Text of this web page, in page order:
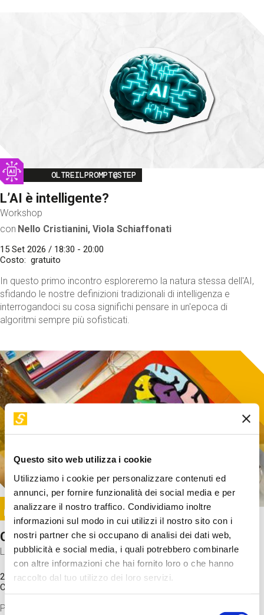
Questo sito web utilizza i cookie
Utilizziamo i cookie per personalizzare contenuti ed
annunci, per fornire funzionalità dei social media e per
analizzare il nostro traffico. Condividiamo inoltre
informazioni sul modo in cui utilizzi il nostro sito con i
nostri partner che si occupano di analisi dei dati web,
pubblicità e social media, i quali potrebbero combinarle
con altre informazioni che hai fornito loro o che hanno
raccolto dal tuo utilizzo dei loro servizi.
Selezione
Image
OLTREILPROMPT@STEP
L’AI è intelligente?
Workshop
con Nello Cristianini, Viola Schiaffonati
15 Set 2026 / 18:30 - 20:00
Costo
gratuito
In questo primo incontro esploreremo la natura stessa dell'AI,
sfidando le nostre definizioni tradizionali di intelligenza e
interrogandoci su cosa significhi pensare in un'epoca di
algoritmi sempre più sofisticati.
Image
SUNDAY@STEP
Come funziona il cervello?
Laboratorio
20 Set 2026 / 11:15 - 13:00
Costo
Proveremo a costruire un cervello in cartoncino cercando di